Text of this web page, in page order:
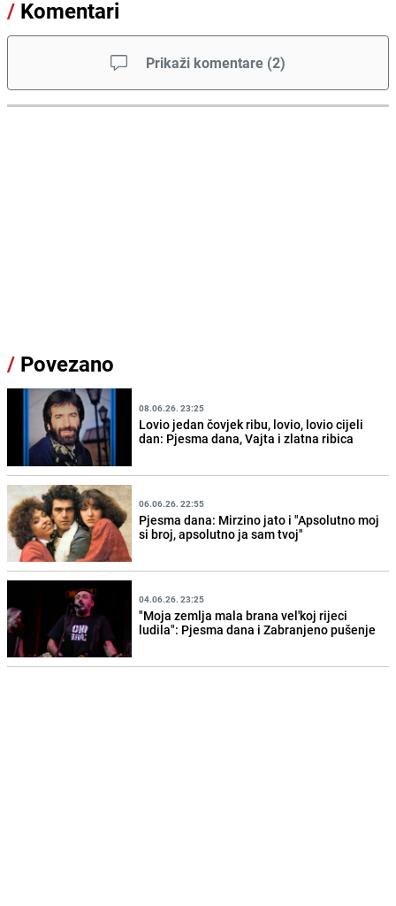
/ Komentari
Prikaži komentare (2)
/ Povezano
08.06.26. 23:25
Lovio jedan čovjek ribu, lovio, lovio cijeli
dan: Pjesma dana, Vajta i zlatna ribica
06.06.26. 22:55
Pjesma dana: Mirzino jato i "Apsolutno moj
si broj, apsolutno ja sam tvoj"
04.06.26. 23:25
"Moja zemlja mala brana vel'koj rijeci
ludila": Pjesma dana i Zabranjeno pušenje